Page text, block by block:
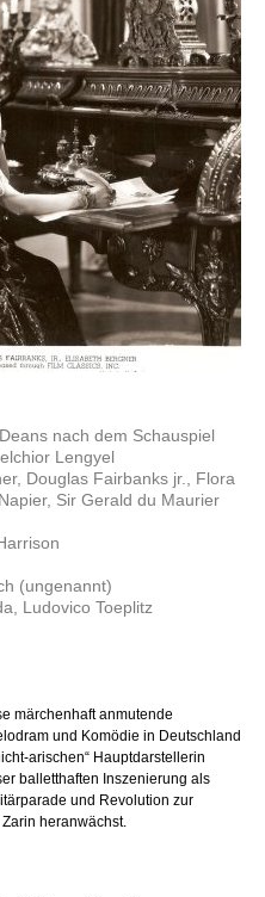
nach dem Schauspiel
Lengyel
Douglas Fairbanks jr., Flora
Sir Gerald du Maurier
(ungenannt)
Ludovico Toeplitz
märchenhaft anmutende
und Komödie in Deutschland
arischen“ Hauptdarstellerin
balletthaften Inszenierung als
und Revolution zur
heranwächst.